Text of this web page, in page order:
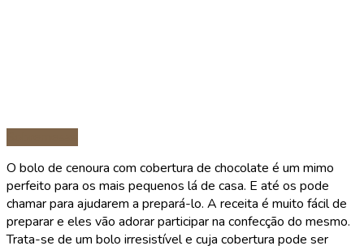
O bolo de cenoura com cobertura de chocolate é um mimo
perfeito para os mais pequenos lá de casa. E até os pode
chamar para ajudarem a prepará-lo. A receita é muito fácil de
preparar e eles vão adorar participar na confecção do mesmo.
Trata-se de um bolo irresistível e cuja cobertura pode ser